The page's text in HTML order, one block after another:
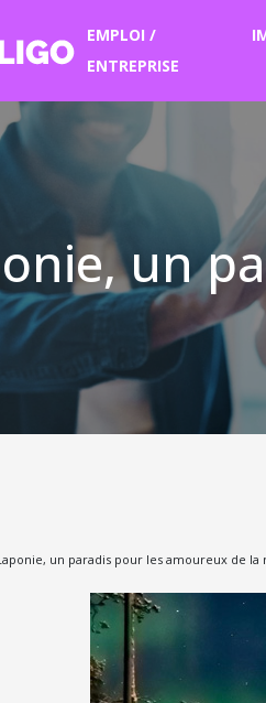
EMPLOI /
ENTREPRISE
un
un paradis pour les amoureux de la